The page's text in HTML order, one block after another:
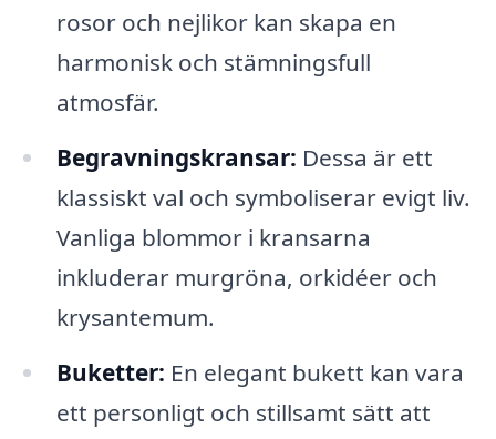
rosor och nejlikor kan skapa en
harmonisk och stämningsfull
atmosfär.
Begravningskransar: Dessa är ett
klassiskt val och symboliserar evigt liv.
Vanliga blommor i kransarna
inkluderar murgröna, orkidéer och
krysantemum.
Buketter: En elegant bukett kan vara
ett personligt och stillsamt sätt att